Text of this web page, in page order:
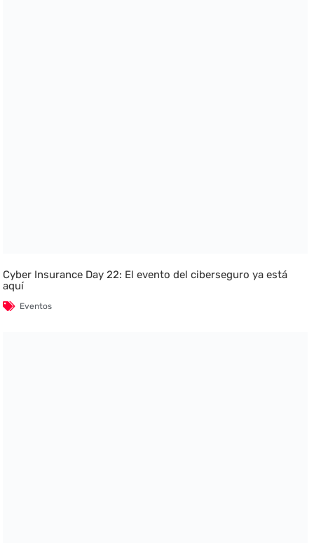
Cyber Insurance Day 22: El evento del ciberseguro ya está
aquí
Eventos